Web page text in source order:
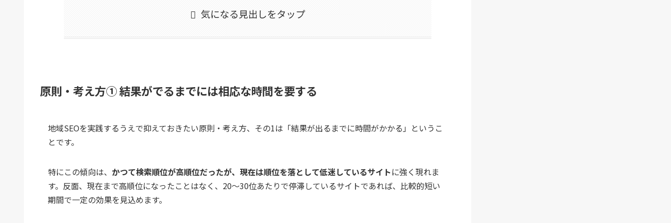
気になる見出しをタップ
原則・考え方① 結果がでるまでには相応な時間を要する
地域SEOを実践するうえで抑えておきたい原則・考え方、その1は「結果が出るまでに時間がかかる」というこ
とです。
特にこの傾向は、 かつて検索順位が高順位だったが、現在は順位を落として低迷しているサイトに強く現れま
す。反面、現在まで高順位になったことはなく、20〜30位あたりで停滞しているサイトであれば、比較的短い
期間で一定の効果を見込めます。